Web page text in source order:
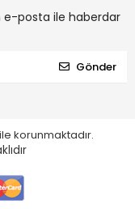
e-posta ile haberdar
Gönder
korunmaktadır.